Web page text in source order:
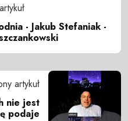
- Jakub Stefaniak -
artykuł
nie jest
podaje